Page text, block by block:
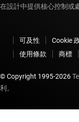
在設計中提供核心控制或
可及性 Cookie
使用條款
商標
© Copyright 1995-2026
利。